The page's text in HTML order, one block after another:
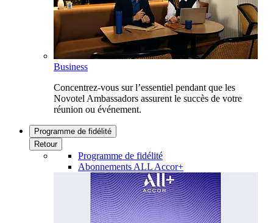
Business
Concentrez-vous sur l’essentiel pendant que les
Novotel Ambassadors assurent le succès de votre
réunion ou événement.
Programme de fidélité
Retour
Programme de fidélité
Abonnements ALL Accor+